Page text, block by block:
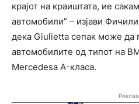
крајот на краиштата, ие
автомобили” – изјави
дека Giuliettа сепак може да
автомобилите од типот на
Mercedesa A-класа.